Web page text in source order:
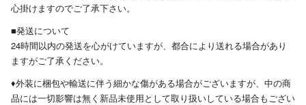
心掛けますのでご了承下さい。
■発送について
24時間以内の発送を心がけていますが、都合により送れる場合があり
ますがご了承ください。
♦︎外装に梱包や輸送に伴う細かな傷がある場合がございますが、中の商
品には一切影響は無く新品未使用として取り扱いしている場合もござい